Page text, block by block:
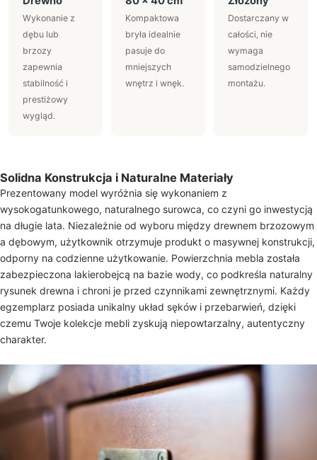
Wykonanie z
dębu lub
brzozy
zapewnia
stabilność i
prestiżowy
wygląd.
Kompaktowa
bryła idealnie
pasuje do
mniejszych
wnętrz i wnęk.
Dostarczany w
całości, nie
wymaga
samodzielnego
montażu.
Solidna Konstrukcja i Naturalne Materiały
Prezentowany model wyróżnia się wykonaniem z
wysokogatunkowego, naturalnego surowca, co czyni go inwestycją
na długie lata. Niezależnie od wyboru między drewnem brzozowym
a dębowym, użytkownik otrzymuje produkt o masywnej konstrukcji,
odporny na codzienne użytkowanie. Powierzchnia mebla została
zabezpieczona lakierobejcą na bazie wody, co podkreśla naturalny
rysunek drewna i chroni je przed czynnikami zewnętrznymi. Każdy
egzemplarz posiada unikalny układ sęków i przebarwień, dzięki
czemu Twoje kolekcje mebli zyskują niepowtarzalny, autentyczny
charakter.